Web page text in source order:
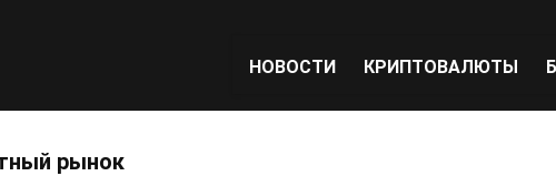
НОВОСТИ КРИПТОВАЛЮТЫ
рынок